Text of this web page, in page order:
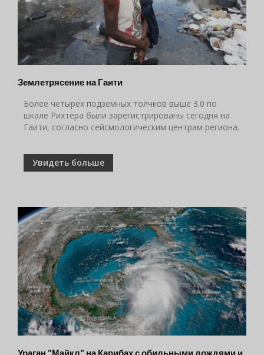
Землетрясение на Гаити
Более четырех подземных толчков выше 3.0 по
шкале Рихтера были зарегистрированы сегодня на
Гаити, согласно сейсмологическим центрам региона.
Увидеть больше
Ураган "Майкл" на Карибах с обильными дождями и